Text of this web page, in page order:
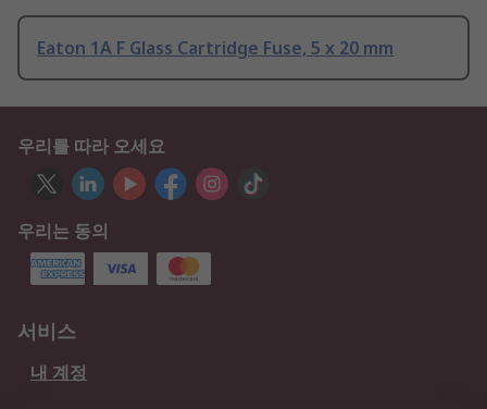
Eaton 1A F Glass Cartridge Fuse, 5 x 20 mm
우리를 따라 오세요
우리는 동의
서비스
내 계정